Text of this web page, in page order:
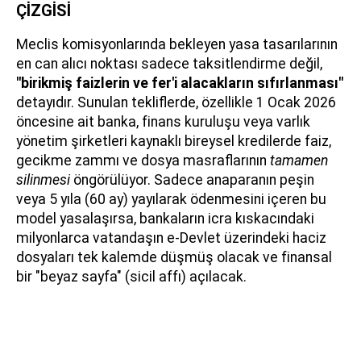
ÇİZGİSİ
Meclis komisyonlarında bekleyen yasa tasarılarının
en can alıcı noktası sadece taksitlendirme değil,
"birikmiş faizlerin ve fer'i alacakların sıfırlanması"
detayıdır. Sunulan tekliflerde, özellikle 1 Ocak 2026
öncesine ait banka, finans kuruluşu veya varlık
yönetim şirketleri kaynaklı bireysel kredilerde faiz,
gecikme zammı ve dosya masraflarının tamamen
silinmesi öngörülüyor. Sadece anaparanın peşin
veya 5 yıla (60 ay) yayılarak ödenmesini içeren bu
model yasalaşırsa, bankaların icra kıskacındaki
milyonlarca vatandaşın e-Devlet üzerindeki haciz
dosyaları tek kalemde düşmüş olacak ve finansal
bir "beyaz sayfa" (sicil affı) açılacak.